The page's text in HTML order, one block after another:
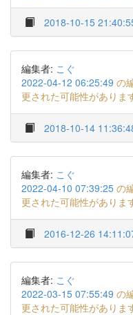
2018-10-15
編集者: こぐ
2022-04-12 06:25:49 の
更された可能性がありま
2018-10-14
編集者: こぐ
2022-04-10 07:39:25 の
更された可能性がありま
2016-12-26
編集者: こぐ
2022-03-15 07:55:49 の
更された可能性がありま